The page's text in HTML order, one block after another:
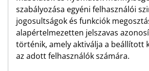
szabályozása egyéni felhasználói
jogosultságok és funkciók
alapértelmezetten jelszavas
történik, amely aktiválja a beállított
az adott felhasználók számára.